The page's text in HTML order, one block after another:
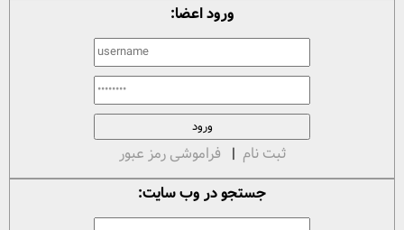
ورود اعضا:
ثبت نام | فراموشی رمز عبور
جستجو در وب سایت: